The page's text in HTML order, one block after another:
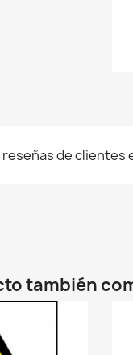
reseñas de clientes
también